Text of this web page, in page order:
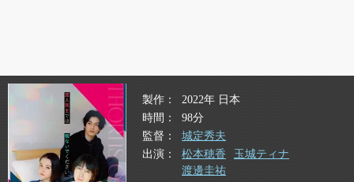
製作
2022年 日本
時間
98分
監督
城定秀夫
出演
松本穂香
玉城ティナ
渡邊圭祐